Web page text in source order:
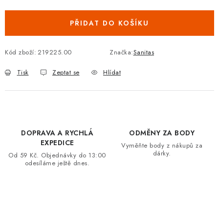
VRÁCENÍ ZBOŽÍ A REKLAMACE
ZNAČKY
Podmínky ochrany osobních údajů
Moje objednávka
PŘIDAT DO KOŠÍKU
Kód zboží: 219225.00 Značka:Sanitas
Tisk Zeptat se Hlídat
DOPRAVA A RYCHLÁ
EXPEDICE
Od 59 Kč. Objednávky do 13:00
odesíláme ještě dnes.
ODMĚNY ZA BODY
Vyměňte body z nákupů za
dárky.